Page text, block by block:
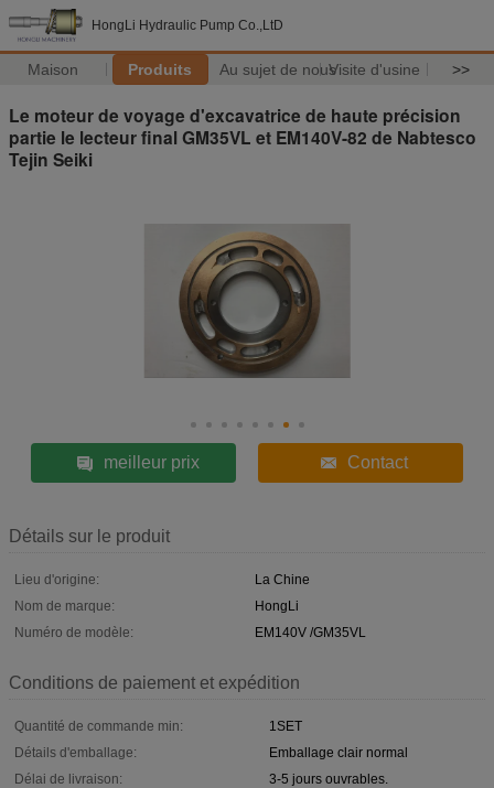
HongLi Hydraulic Pump Co.,LtD
Maison Produits Au sujet de nousVisite d'usine >>
Le moteur de voyage d'excavatrice de haute précision
partie le lecteur final GM35VL et EM140V-82 de Nabtesco
Tejin Seiki
meilleur prix Contact
Détails sur le produit
Lieu d'origine:
La Chine
Nom de marque:
HongLi
Numéro de modèle:
EM140V /GM35VL
Conditions de paiement et expédition
Quantité de commande min:
1SET
Détails d'emballage:
Emballage clair normal
Délai de livraison:
3-5 jours ouvrables.